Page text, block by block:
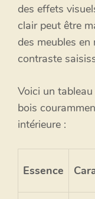
des effets
clair peut être
des meubles
contraste
Voici un
bois
intérieure :
Essence